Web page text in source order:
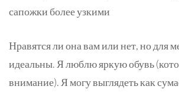
сапожки более узкими
Нравятся ли она вам или нет, но для
идеальны. Я люблю яркую обувь
внимание). Я могу выглядеть как